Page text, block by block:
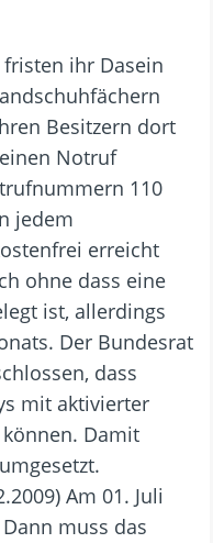
ihr Dasein
Besitzern dort
Notruf
110
jedem
erreicht
ohne dass eine
ist, allerdings
Der Bundesrat
dass
mit aktivierter
Damit
Am 01. Juli
muss das